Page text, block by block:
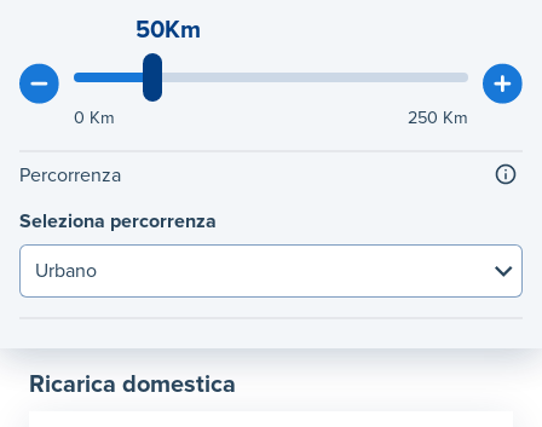
50Km
0 Km 250 Km
Percorrenza
Seleziona percorrenza
Ricarica domestica